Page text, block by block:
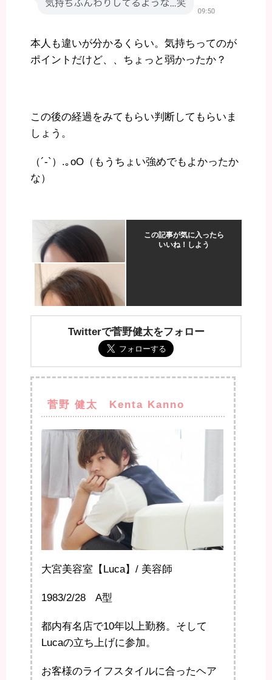
本人も違いが分かるくらい。気持ちってのが
ポイントだけど、、ちょっと弱かったか？
この後の経過をみてもらい判断してもらいま
しょう。
（´-`）.｡oO（もうちょい強めでもよかったか
な）
この記事が気に入ったら
いいね！しよう
Twitterで菅野健太をフォロー
菅野 健太 Kenta Kanno
大宮美容室【Luca】/ 美容師
1983/2/28 A型
都内有名店で10年以上勤務。そして
Lucaの立ち上げに参加。
お客様のライフスタイルに合ったヘア